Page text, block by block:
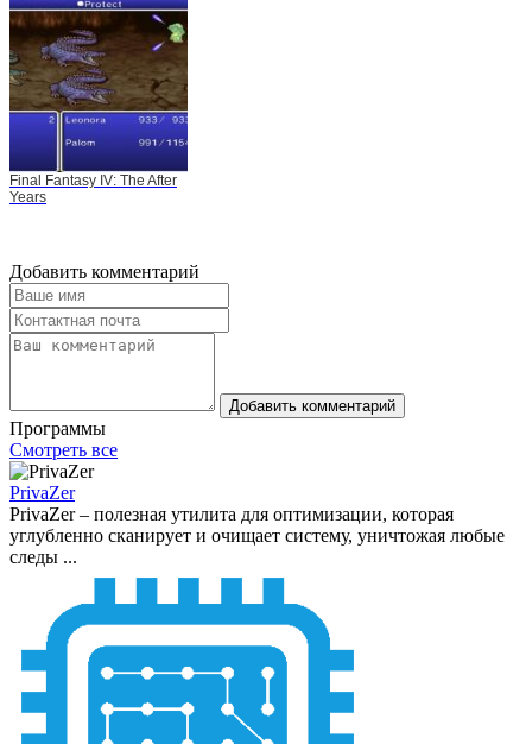
Final Fantasy IV: The After
Years
Добавить комментарий
Добавить комментарий
Программы
Смотреть все
PrivaZer
PrivaZer – полезная утилита для оптимизации, которая
углубленно сканирует и очищает систему, уничтожая любые
следы ...